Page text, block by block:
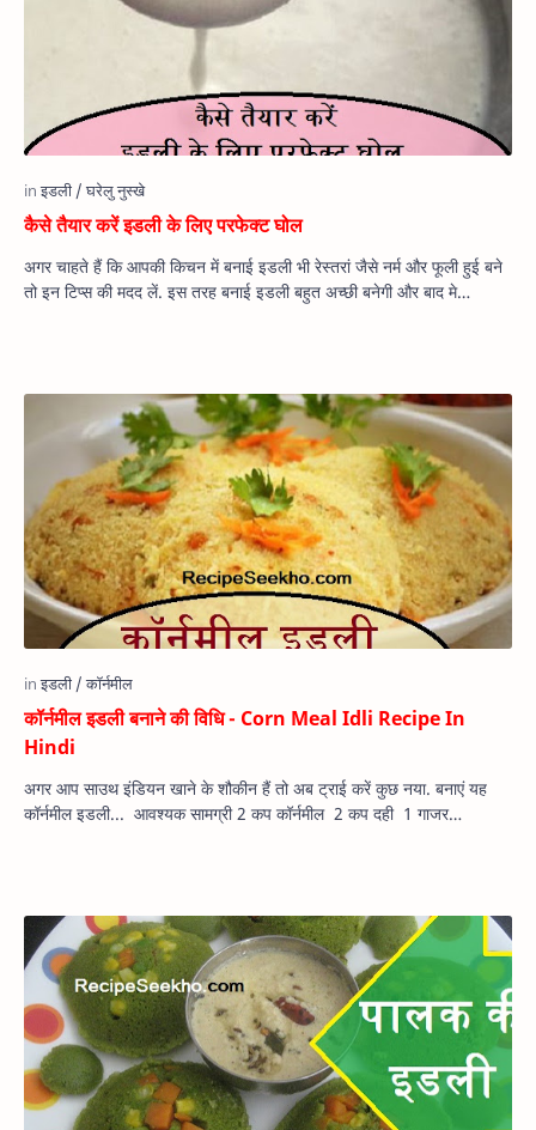
कैसे तैयार करें इडली के लिए परफेक्ट घोल
अगर चाहते हैं कि आपकी किचन में बनाई इडली भी रेस्तरां जैसे नर्म और फूली हुई बने
तो इन टिप्स की मदद लें. इस तरह बनाई इडली बहुत अच्छी बनेगी और बाद मे…
कॉर्नमील इडली बनाने की विधि - Corn Meal Idli Recipe In
Hindi
अगर आप साउथ इंडियन खाने के शौकीन हैं तो अब ट्राई करें कुछ नया. बनाएं यह
कॉर्नमील इडली... आवश्यक सामग्री 2 कप कॉर्नमील 2 कप दही 1 गाजर…